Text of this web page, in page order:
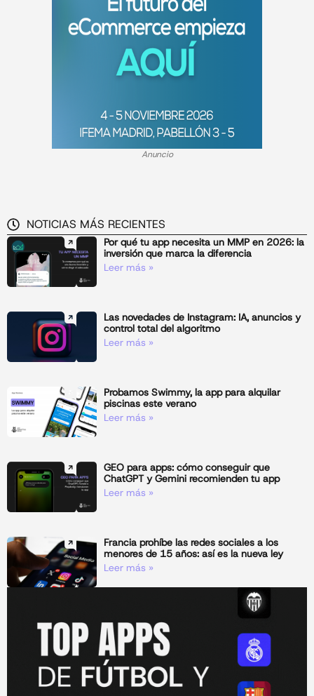
Anuncio
NOTICIAS MÁS RECIENTES
Por qué tu app necesita un MMP en 2026: la
inversión que marca la diferencia
Leer más »
Las novedades de Instagram: IA, anuncios y
control total del algoritmo
Leer más »
Probamos Swimmy, la app para alquilar
piscinas este verano
Leer más »
GEO para apps: cómo conseguir que
ChatGPT y Gemini recomienden tu app
Leer más »
Francia prohíbe las redes sociales a los
menores de 15 años: así es la nueva ley
Leer más »